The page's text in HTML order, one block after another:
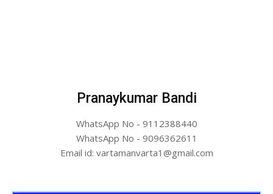
Pranaykumar Bandi
WhatsApp No - 9112388440
WhatsApp No - 9096362611
Email id: vartamanvarta1@gmail.com